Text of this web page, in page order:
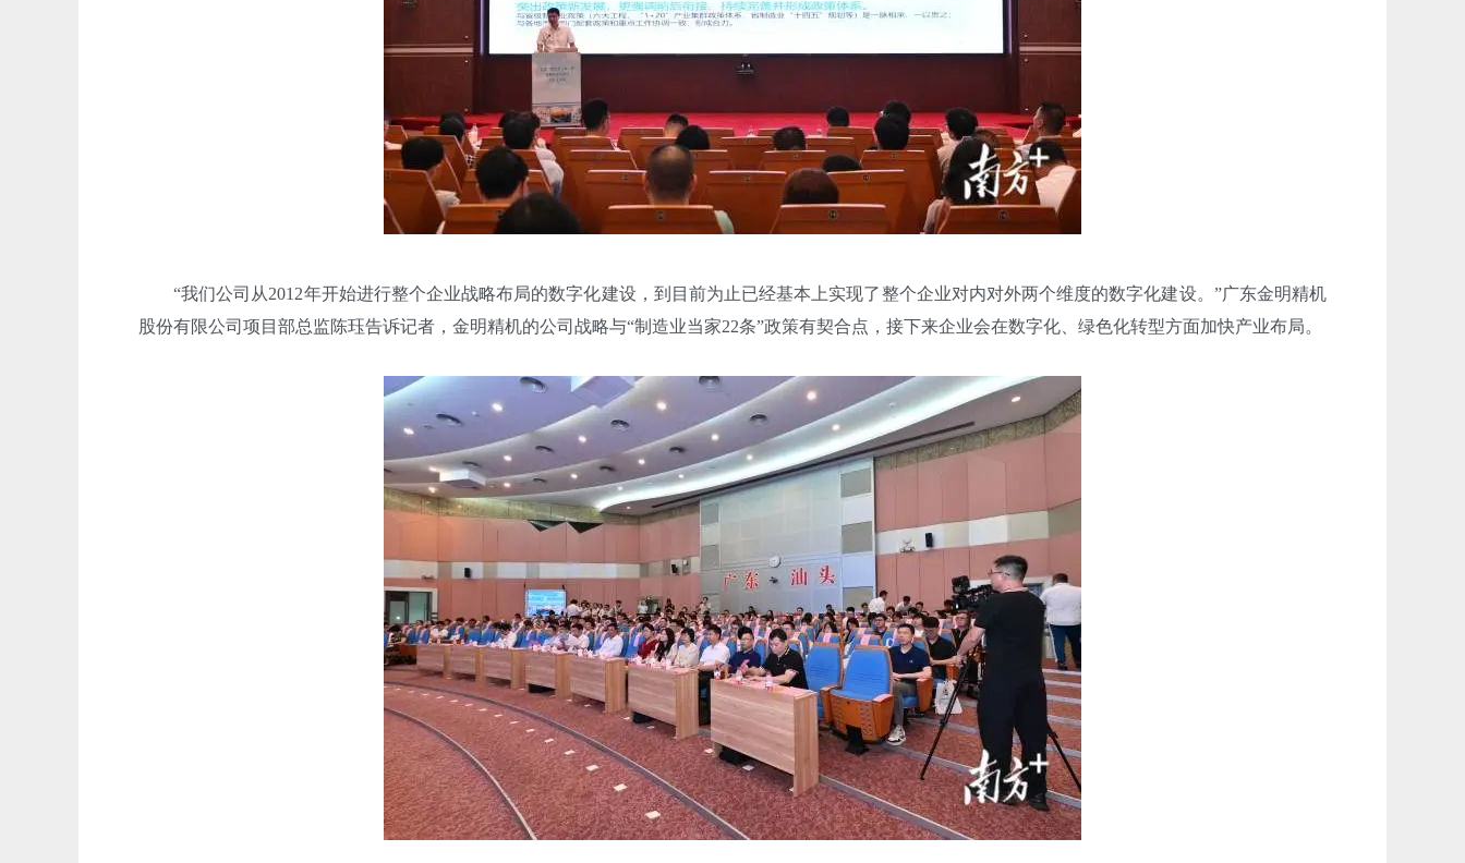
“我们公司从2012年开始进行整个企业战略布局的数字化建设，到目前为止已经基本上实现了整个企业对内对外两个维度的数字化建设。”广东金明精机
股份有限公司项目部总监陈珏告诉记者，金明精机的公司战略与“制造业当家22条”政策有契合点，接下来企业会在数字化、绿色化转型方面加快产业布局。